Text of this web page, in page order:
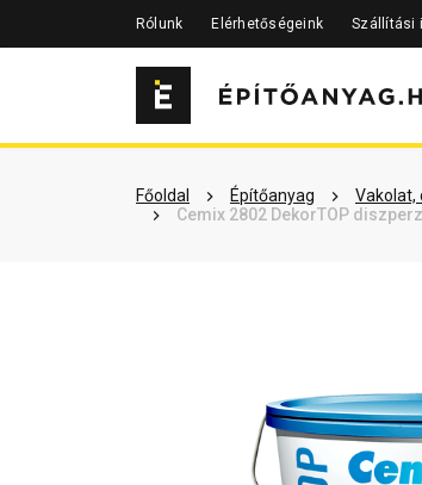
Rólunk Elérhetőségeink Szállítási
Főoldal Építőanyag Vakolat,
Cemix 2802 DekorTOP
Szükséged lehet rá